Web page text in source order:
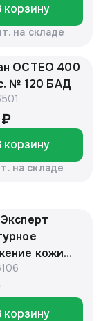
корзину
на складе
ОСТЕО 400
мг капс. № 120 БАД
корзину
на складе
кожи
30 (БАД)
корзину